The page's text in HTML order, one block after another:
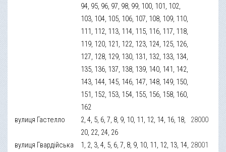
94, 95, 96, 97, 98, 99, 100, 101, 102,
103, 104, 105, 106, 107, 108, 109, 110,
111, 112, 113, 114, 115, 116, 117, 118,
119, 120, 121, 122, 123, 124, 125, 126,
127, 128, 129, 130, 131, 132, 133, 134,
135, 136, 137, 138, 139, 140, 141, 142,
143, 144, 145, 146, 147, 148, 149, 150,
151, 152, 153, 154, 155, 156, 158, 160,
162
вулиця Гастелло
2, 4, 5, 6, 7, 8, 9, 10, 11, 12, 14, 16, 18,
20, 22, 24, 26
28000
вулиця Гвардійська
1, 2, 3, 4, 5, 6, 7, 8, 9, 10, 11, 12, 13, 14, 28001